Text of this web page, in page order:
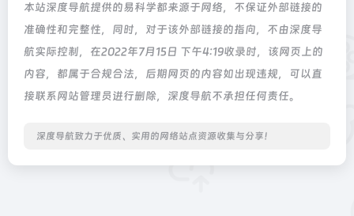
本站深度导航提供的易科学都来源于网络，不保证外部链接的
准确性和完整性，同时，对于该外部链接的指向，不由深度导
航实际控制，在2022年7月15日 下午4:19收录时，该网页上的
内容，都属于合规合法，后期网页的内容如出现违规，可以直
接联系网站管理员进行删除，深度导航不承担任何责任。
深度导航致力于优质、实用的网络站点资源收集与分享！